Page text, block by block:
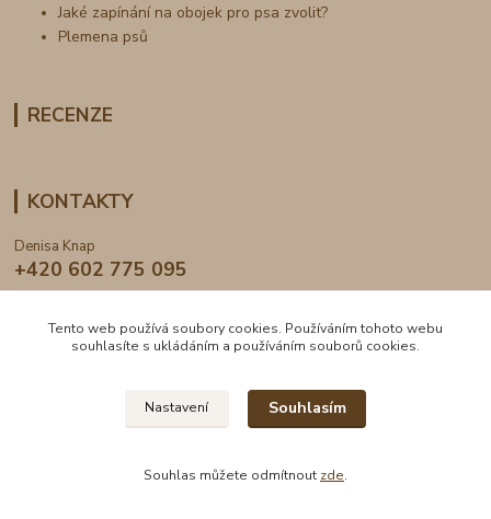
Jaké zapínání na obojek pro psa zvolit?
Plemena psů
RECENZE
KONTAKTY
Denisa Knap
+420 602 775 095
2024 © DogDen.cz, všechna práva vyhrazena
Tento web používá soubory cookies. Používáním tohoto webu
souhlasíte s ukládáním a používáním souborů cookies.
Nastavení Souhlasím
Souhlas můžete odmítnout zde.